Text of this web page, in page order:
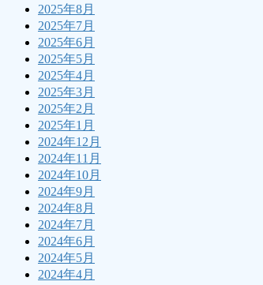
2025年8月
2025年7月
2025年6月
2025年5月
2025年4月
2025年3月
2025年2月
2025年1月
2024年12月
2024年11月
2024年10月
2024年9月
2024年8月
2024年7月
2024年6月
2024年5月
2024年4月